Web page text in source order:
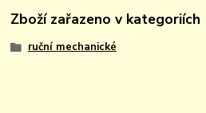
Zboží zařazeno v kategoriích
ruční mechanické